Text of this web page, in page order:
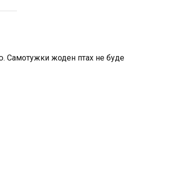
Самотужки жоден птах не буде